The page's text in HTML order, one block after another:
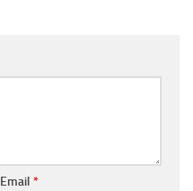
Email *